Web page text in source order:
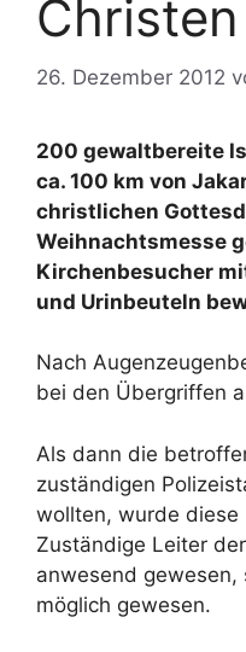
Christen
26. Dezember 2012
200 gewaltbereite
ca. 100 km von
christlichen
Weihnachtsmesse
Kirchenbesucher
und Urinbeuteln
Nach
bei den Übergriffen
Als dann die
zuständigen
wollten, wurde diese
Zuständige Leiter
anwesend gewesen,
möglich gewesen.